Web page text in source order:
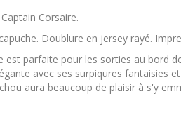
Corsaire.
Doublure en jersey rayé.
est parfaite pour les sorties au bord
avec ses surpiqures fantaisies
aura beaucoup de plaisir à s'y